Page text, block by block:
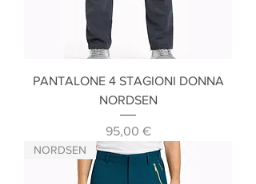
PANTALONE 4 STAGIONI DONNA
NORDSEN
Prezzo
95,00 €
NORDSEN